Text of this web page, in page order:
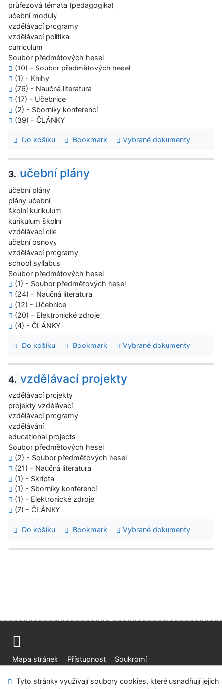
průřezová témata (pedagogika)
učební moduly
vzdělávací programy
vzdělávací politika
curriculum
Soubor předmětových hesel
(10) - Soubor předmětových hesel
(1) - Knihy
(76) - Naučná literatura
(17) - Učebnice
(2) - Sborníky konferencí
(39) - ČLÁNKY
Do košíku Bookmark Vybrané dokumenty
3. učební plány
učební plány
plány učební
školní kurikulum
kurikulum školní
vzdělávací cíle
učební osnovy
vzdělávací programy
school syllabus
Soubor předmětových hesel
(1) - Soubor předmětových hesel
(24) - Naučná literatura
(12) - Učebnice
(20) - Elektronické zdroje
(4) - ČLÁNKY
Do košíku Bookmark Vybrané dokumenty
4. vzdělávací projekty
vzdělávací projekty
projekty vzdělávací
vzdělávací programy
vzdělávání
educational projects
Soubor předmětových hesel
(2) - Soubor předmětových hesel
(21) - Naučná literatura
(1) - Skripta
(1) - Sborníky konferencí
(1) - Elektronické zdroje
(7) - ČLÁNKY
Do košíku Bookmark Vybrané dokumenty
Mapa stránek Přístupnost
Soukromí
Tyto stránky využívají soubory cookies, které usnadňují jejich